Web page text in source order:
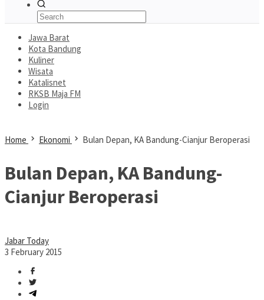
Jawa Barat
Kota Bandung
Kuliner
Wisata
Katalisnet
RKSB Maja FM
Login
Home Ekonomi Bulan Depan, KA Bandung-Cianjur Beroperasi
Bulan Depan, KA Bandung-
Cianjur Beroperasi
Jabar Today
3 February 2015